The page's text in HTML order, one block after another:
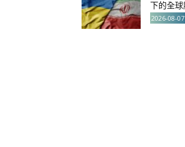
下的全
2026-08-07